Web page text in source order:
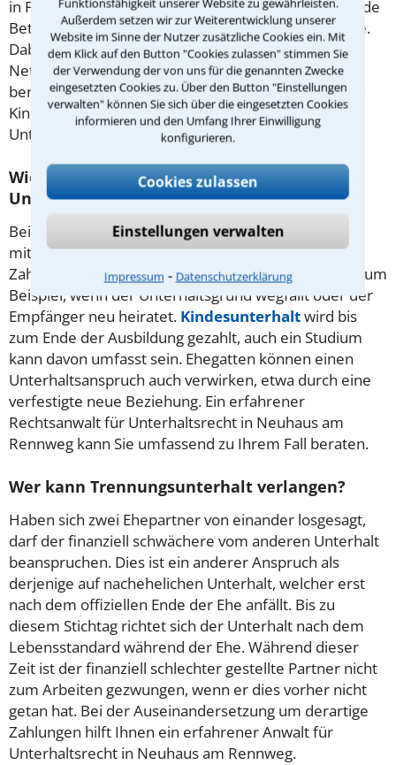
Außerdem setzen wir zur Weiterentwicklung unserer
Website im Sinne der Nutzer zusätzliche Cookies ein. Mit
dem Klick auf den Button "Cookies zulassen" stimmen Sie
der Verwendung der von uns für die genannten Zwecke
eingesetzten Cookies zu. Über den Button "Einstellungen
verwalten" können Sie sich über die eingesetzten Cookies
informieren und den Umfang Ihrer Einwilligung
konfigurieren.
Cookies zulassen
Einstellungen verwalten
Impressum ⁃ Datenschutzerklärung
in Form von Geldzahlungen. Wie hoch der zu zahlende
Betrag ist, richtet sich nach der Düsseldorfer Tabelle.
Dabei werden das Alter des Kindes und das
Nettoeinkommen des Unterhaltspflichtigen
berücksichtigt. Bei einem Streit um Unterhalt für Ihr
Kind steht Ihnen ein erfahrener Anwalt für
Unterhaltsrecht in Neuhaus am Rennweg zur Seite.
Wie lange besteht die Pflicht zur
Unterhaltszahlung weiter?
Beim Unterhalt für Getrennte enden die Zahlungen
mit der rechtskräftigen Beendigung der Ehe. Die
Zahlungen des nachehelichen Unterhalts entfallen zum
Beispiel, wenn der Unterhaltsgrund wegfällt oder der
Empfänger neu heiratet. Kindesunterhaltwird bis
zum Ende der Ausbildung gezahlt, auch ein Studium
kann davon umfasst sein. Ehegatten können einen
Unterhaltsanspruch auch verwirken, etwa durch eine
verfestigte neue Beziehung. Ein erfahrener
Rechtsanwalt für Unterhaltsrecht in Neuhaus am
Rennweg kann Sie umfassend zu Ihrem Fall beraten.
Wer kann Trennungsunterhalt verlangen?
Haben sich zwei Ehepartner von einander losgesagt,
darf der finanziell schwächere vom anderen Unterhalt
beanspruchen. Dies ist ein anderer Anspruch als
derjenige auf nachehelichen Unterhalt, welcher erst
nach dem offiziellen Ende der Ehe anfällt. Bis zu
diesem Stichtag richtet sich der Unterhalt nach dem
Lebensstandard während der Ehe. Während dieser
Zeit ist der finanziell schlechter gestellte Partner nicht
zum Arbeiten gezwungen, wenn er dies vorher nicht
getan hat. Bei der Auseinandersetzung um derartige
Zahlungen hilft Ihnen ein erfahrener Anwalt für
Unterhaltsrecht in Neuhaus am Rennweg.